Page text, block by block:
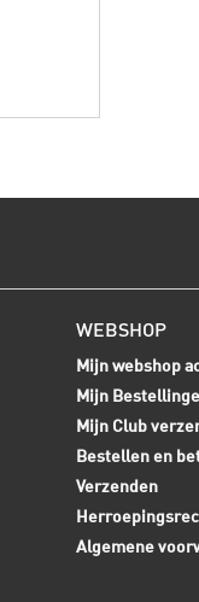
WEBSHOP
Mijn webshop
Mijn
Mijn Club
Bestellen en
Verzenden
Algemene